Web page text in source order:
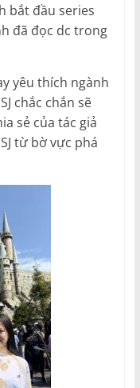
bắt đầu series
đã đọc dc trong
yêu thích ngành
chắc chắn sẽ
sẻ của tác giả
từ bờ vực phá